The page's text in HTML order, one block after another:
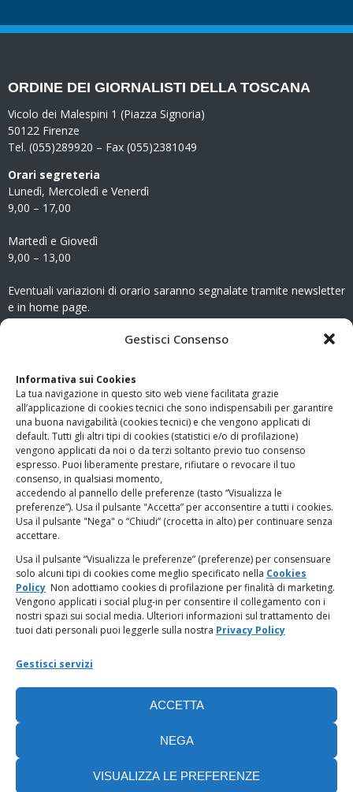
Gestisci Consenso
Informativa sui Cookies
La tua navigazione in questo sito web viene facilitata grazie
all’applicazione di cookies tecnici che sono indispensabili per garantire
una buona navigabilità (cookies tecnici) e che vengono applicati di
default. Tutti gli altri tipi di cookies (statistici e/o di profilazione)
vengono applicati da noi o da terzi soltanto previo tuo consenso
espresso. Puoi liberamente prestare, rifiutare o revocare il tuo
consenso, in qualsiasi momento,
accedendo al pannello delle preferenze (tasto “Visualizza le
preferenze”). Usa il pulsante "Accetta” per acconsentire a tutti i cookies.
Usa il pulsante "Nega" o “Chiudi” (crocetta in alto) per continuare senza
accettare.
Usa il pulsante “Visualizza le preferenze” (preferenze) per consensuare
solo alcuni tipi di cookies come meglio specificato nella Cookies
Policy Non adottiamo cookies di profilazione per finalità di marketing.
Vengono applicati i social plug-in per consentire il collegamento con i
nostri spazi sui social media. Ulteriori informazioni sul trattamento dei
tuoi dati personali puoi leggerle sulla nostra Privacy Policy
Gestisci servizi
ACCETTA
NEGA
VISUALIZZA LE PREFERENZE
ORDINE DEI GIORNALISTI DELLA TOSCANA
Vicolo dei Malespini 1 (Piazza Signoria)
50122 Firenze
Tel. (055)289920 – Fax (055)2381049
Orari segreteria
Lunedì, Mercoledì e Venerdì
9,00 – 17,00
Martedì e Giovedì
9,00 – 13,00
Eventuali variazioni di orario saranno segnalate tramite newsletter
e in home page.
www.odg.toscana.it – testata registrata presso il Tribunale di
Firenze al nr. 5208 dell’ 08.10.2002. Direttore responsabile:
Giampaolo Marchini – C.F. 80005790482
LINK UTILI
PagoPA
Privacy Policy
Regolamento categorie particolari di dati personali e dati
giudiziari
Amministrazione Trasparente
Cookie Policy (UE)